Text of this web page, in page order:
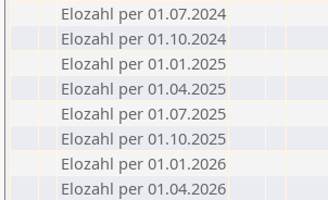
Elozahl per 01.07.2024
Elozahl per 01.10.2024
Elozahl per 01.01.2025
Elozahl per 01.04.2025
Elozahl per 01.07.2025
Elozahl per 01.10.2025
Elozahl per 01.01.2026
Elozahl per 01.04.2026